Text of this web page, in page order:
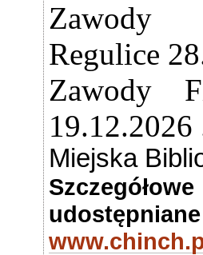
Regulice
Zawody
19.12.2026
Miejska